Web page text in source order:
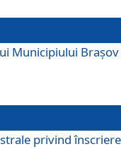
Municipiului Braşov
privind